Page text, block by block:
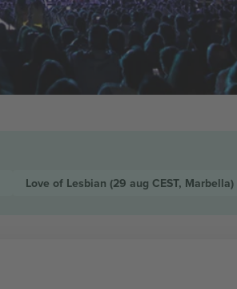
Love of Lesbian (29 aug CEST, Marbella)